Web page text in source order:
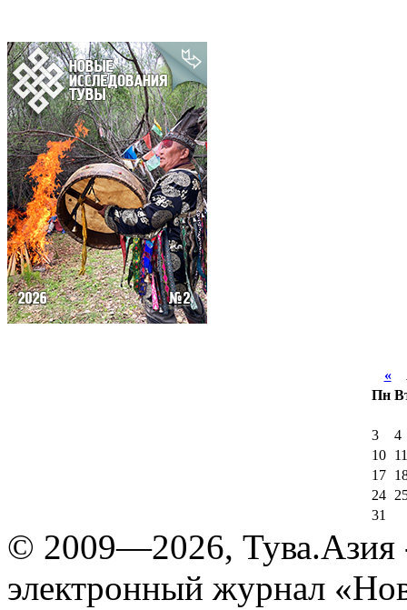
«
Пн
3
4
10
11
17
24
31
© 2009—2026, Тува.Азия
электронный журнал